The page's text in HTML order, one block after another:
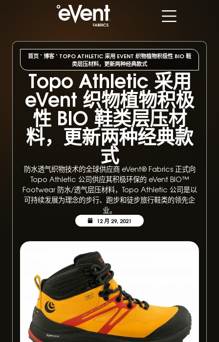
首页 " 博客" TOPO ATHLETIC 采用 EVENT 织物植物积极性 BIO 鞋
类层压材料，更新两种经典款式
Topo Athletic 采用
eVent 织物植物积极
性 BIO 鞋类层压材
料，更新两种经典款
式
防水透气织物技术的全球供应商 eVent®️ Fabrics 正式向
Topo Athletic 公司供应其积极环保的 eVent BIO™
Footwear 防水/透气层压材料，Topo Athletic 公司是以
可持续发展为理念的步行、跑步和徒步旅行鞋类的领先企
业。
12 月 29, 2021